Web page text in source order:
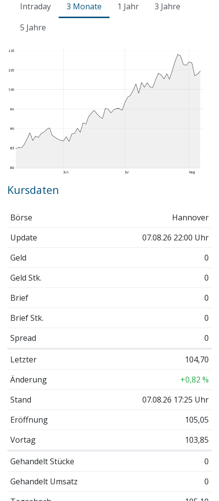
Intraday 3 Monate 1 Jahr
3 Jahre
5 Jahre
Kursdaten
Börse
Hannover
Update
07.08.26 22:00 Uhr
Geld
0
Geld Stk.
0
Brief
0
Brief Stk.
0
Spread
0
Letzter
104,70
Änderung
+0,82 %
Stand
07.08.26 17:25 Uhr
Eröffnung
105,05
Vortag
103,85
Gehandelt Stücke
0
Gehandelt Umsatz
0